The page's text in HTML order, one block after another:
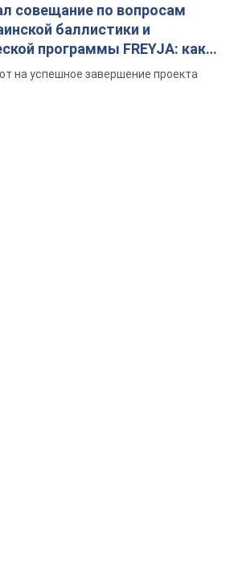
совещание по вопросам
баллистики и
программы FREYJA: какие
на успешное завершение проекта